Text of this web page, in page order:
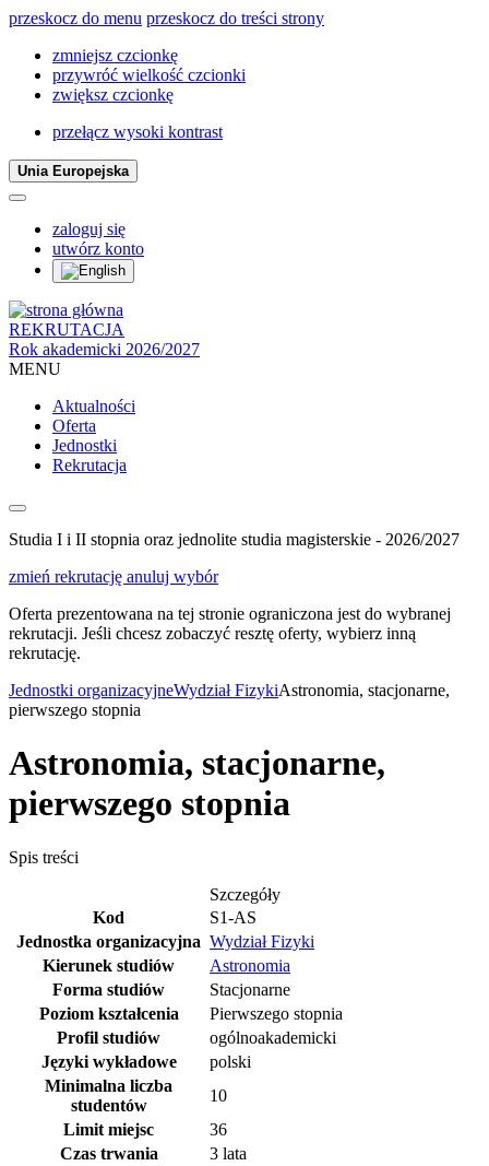
przeskocz do menu przeskocz do treści strony
zmniejsz czcionkę
przywróć wielkość czcionki
zwiększ czcionkę
przełącz wysoki kontrast
Unia Europejska
zaloguj się
utwórz konto
REKRUTACJA
Rok akademicki 2026/2027
MENU
Aktualności
Oferta
Jednostki
Rekrutacja
Studia I i II stopnia oraz jednolite studia magisterskie - 2026/2027
zmień rekrutację anuluj wybór
Oferta prezentowana na tej stronie ograniczona jest do wybranej
rekrutacji. Jeśli chcesz zobaczyć resztę oferty, wybierz inną
rekrutację.
Jednostki organizacyjneWydział FizykiAstronomia, stacjonarne,
pierwszego stopnia
Astronomia, stacjonarne,
pierwszego stopnia
Spis treści
Szczegóły
Kod
S1-AS
Jednostka organizacyjna Wydział Fizyki
Kierunek studiów
Astronomia
Forma studiów
Stacjonarne
Poziom kształcenia
Pierwszego stopnia
Profil studiów
ogólnoakademicki
Języki wykładowe
polski
Minimalna liczba
studentów
10
Limit miejsc
36
Czas trwania
3 lata